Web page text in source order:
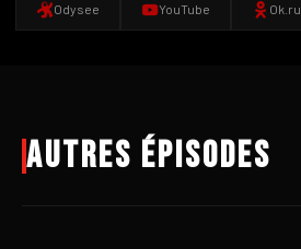
Odysee YouTube Ok.ru
Autres épisodes